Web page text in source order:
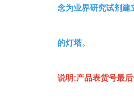
念为业界研究试剂建
的灯塔。
说明:产品表货号最